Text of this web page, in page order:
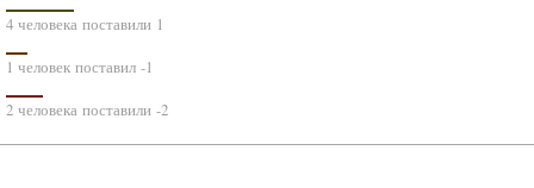
4 человека поставили 1
1 человек поставил -1
2 человека поставили -2